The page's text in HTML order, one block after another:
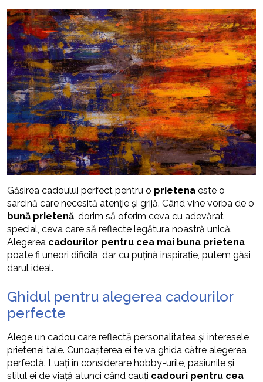
Găsirea cadoului perfect pentru o prietena este o
sarcină care necesită atenție și grijă. Când vine vorba de o
bună prietenă , dorim să oferim ceva cu adevărat
special, ceva care să reflecte legătura noastră unică.
Alegerea cadourilor pentru cea mai buna prietena
poate fi uneori dificilă, dar cu puțină inspirație, putem găsi
darul ideal.
Ghidul pentru alegerea cadourilor
perfecte
Alege un cadou care reflectă personalitatea și interesele
prietenei tale. Cunoașterea ei te va ghida către alegerea
perfectă. Luați în considerare hobby-urile, pasiunile și
stilul ei de viață atunci când cauți cadouri pentru cea